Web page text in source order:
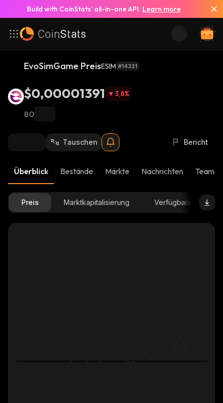
Build with CoinStats’ all-in-one API. Learn more
EvoSimGame PreisESIM #14331
$0,00001391 3,8%
฿0
Tauschen Bericht
Überblick Bestände Märkte Nachrichten Team-
Preis Marktkapitalisierung Verfügbare Menge